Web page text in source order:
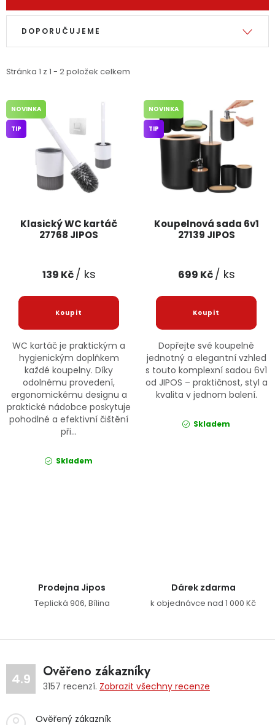
Ochranné pomůcky
Fotovoltaika
Značky
Jaký je aktuální stav mé objednávky?
Velkoobchodní spolupráce (B2B) Prodejna nářadí
Doprava a platba
Reklamační formulář Odstoupení ve lhůtě 14 dní
Obchodní podmínky Reklamační řád
Podmínky ochrany osobních údajů
Výpis produktů
Stránka 1 z 1 - 2položek celkem
Řazení produktů
DOPORUČUJEME
Klasický WC kartáč
27768 JIPOS
NOVINKA
TIP
139 Kč/ ks
WC kartáč je praktickým a
hygienickým doplňkem
každé koupelny. Díky
odolnému provedení,
ergonomickému designu a
praktické nádobce poskytuje
pohodlné a efektivní čištění
při...
Skladem
Koupelnová sada 6v1
27139 JIPOS
NOVINKA
TIP
699 Kč/ ks
Dopřejte své koupelně
jednotný a elegantní vzhled
s touto komplexní sadou 6v1
od JIPOS – praktičnost, styl a
kvalita v jednom balení.
Skladem
Prodejna Jipos
Teplická 906, Bílina
Dárek zdarma
k objednávce nad 1 000 Kč
4.9 Ověřeno zákazníky
3157 recenzí. Zobrazit všechny recenze
Ověřený zákazník